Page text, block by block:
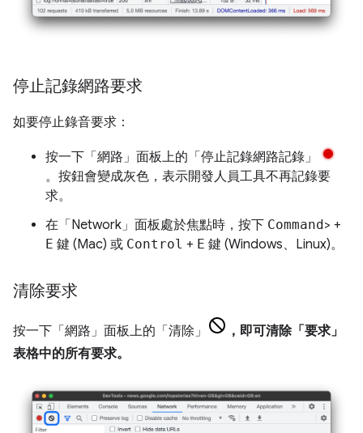
停止記錄網路要求
如要停止錄音要求：
按一下「網路」面板上的「停止記錄網路記錄」
。按鈕會變成灰色，表示開發人員工具不再記錄要
求。
在「Network」 面板處於焦點時，按下 Command > +
E 鍵 (Mac) 或 Control + E 鍵 (Windows、Linux)。
清除要求
按一下「網路」面板上的「清除」
，即可清除「要求」
表格中的所有要求。